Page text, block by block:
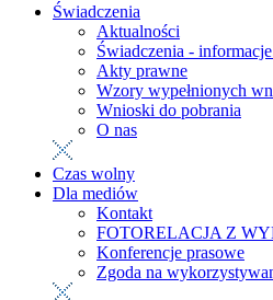
Świadczenia
Aktualności
Świadczenia -
Akty prawne
Wzory wypełnionych
Wnioski do pobrania
O nas
Czas wolny
Dla mediów
Kontakt
FOTORELACJA Z
Konferencje prasowe
Zgoda na